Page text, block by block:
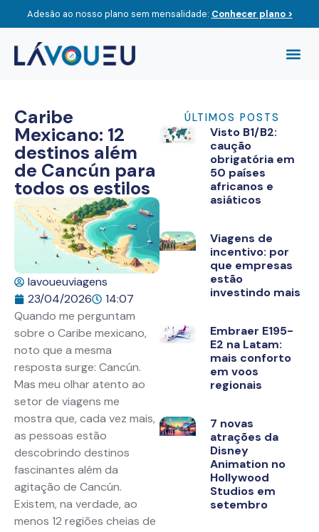
Adesão ao nosso plano sem mensalidade: Conhecer plano >
Caribe
Mexicano: 12
destinos além
de Cancún para
todos os estilos
lavoueuviagens
23/04/2026
14:07
Quando me perguntam
sobre o Caribe mexicano,
noto que a mesma
resposta surge: Cancún.
Mas meu olhar atento ao
setor de viagens me
mostra que, cada vez mais,
as pessoas estão
descobrindo destinos
fascinantes além da
agitação de Cancún.
Existem, na verdade, ao
menos 12 regiões cheias de
ÚLTIMOS POSTS
Visto B1/B2:
caução
obrigatória em
50 países
africanos e
asiáticos
Viagens de
incentivo: por
que empresas
estão
investindo mais
Embraer E195-
E2 na Latam:
mais conforto
em voos
regionais
7 novas
atrações da
Disney
Animation no
Hollywood
Studios em
setembro